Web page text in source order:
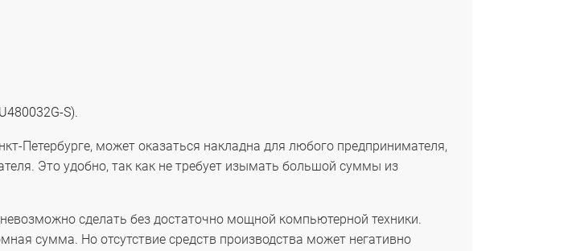
S).
Петербурге, может оказаться накладна для любого предпринимателя,
Это удобно, так как не требует изымать большой суммы из
сделать без достаточно мощной компьютерной техники.
сумма. Но отсутствие средств производства может негативно